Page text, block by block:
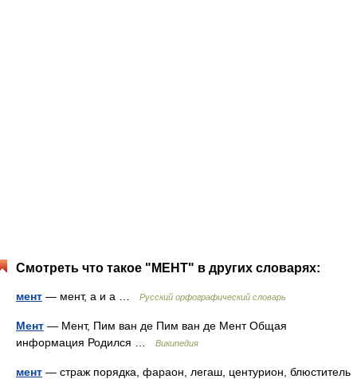
Смотреть что такое "МЕНТ" в других словарях:
мент — мент, а и а … Русский орфографический словарь
Мент — Мент, Пим ван де Пим ван де Мент Общая
информация Родился …
Википедия
мент — страж порядка, фараон, легаш, центурион, блюститель